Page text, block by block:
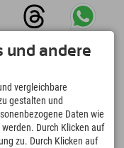
und andere
vergleichbare
gestalten und
Daten wie
Durch Klicken auf
zu. Durch Klicken auf